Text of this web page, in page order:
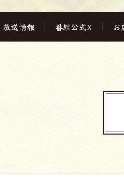
放送情報 番組公式X お